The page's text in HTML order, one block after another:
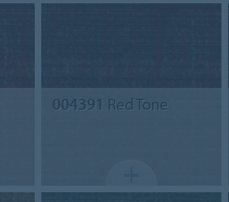
004391 Red Tone